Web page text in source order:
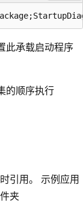
此承载启动程序
的顺序执行
引用。 示例应用
夹